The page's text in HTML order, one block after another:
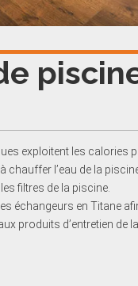
exploitent les calories
chauffer l’eau de la
filtres de la piscine.
échangeurs en Titane
produits d’entretien de